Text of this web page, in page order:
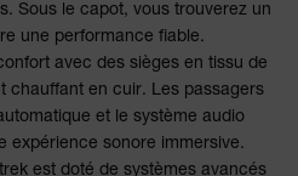
Sous le capot, vous trouverez un
une performance fiable.
avec des sièges en tissu de
chauffant en cuir. Les passagers
et le système audio
expérience sonore immersive.
est doté de systèmes avancés